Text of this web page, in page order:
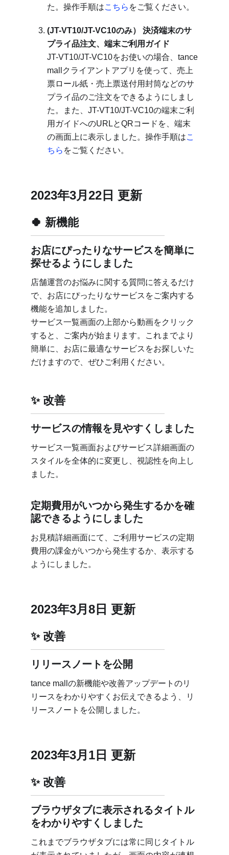
た。操作手順はこちら をご覧ください。
(JT-VT10/JT-VC10のみ） 決済端末のサ
プライ品注文、端末ご利用ガイド
JT-VT10/JT-VC10をお使いの場合、tance
mallクライアントアプリを使って、売上
票ロール紙・売上票送付用封筒などのサ
プライ品のご注文をできるようにしまし
た。また、JT-VT10/JT-VC10の端末ご利
用ガイドへのURLとQRコードを、端末
の画面上に表示しました。操作手順はこ
ちら をご覧ください。
2023年3月22日 更新
新機能
お店にぴったりなサービスを簡単に
探せるようにしました
店舗運営のお悩みに関する質問に答えるだけ
で、お店にぴったりなサービスをご案内する
機能を追加しました。
サービス一覧画面の上部から動画をクリック
すると、ご案内が始まります。これまでより
簡単に、お店に最適なサービスをお探しいた
だけますので、ぜひご利用ください。
改善
サービスの情報を見やすくしました
サービス一覧画面およびサービス詳細画面の
スタイルを全体的に変更し、視認性を向上し
ました。
定期費用がいつから発生するかを確
認できるようにしました
お見積詳細画面にて、ご利用サービスの定期
費用の課金がいつから発生するか、表示する
ようにしました。
2023年3月8日 更新
改善
リリースノートを公開
tance mallの新機能や改善アップデートのリ
リースをわかりやすくお伝えできるよう、リ
リースノートを公開しました。
2023年3月1日 更新
改善
ブラウザタブに表示されるタイトル
をわかりやすくしました
これまでブラウザタブには常に同じタイトル